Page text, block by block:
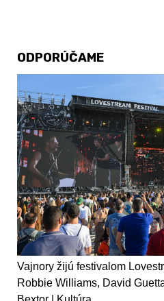
ODPORÚČAME
Vajnory žijú festivalom
Robbie Williams, David